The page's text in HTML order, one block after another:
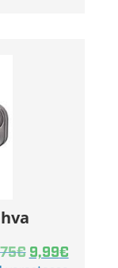
€9,99€